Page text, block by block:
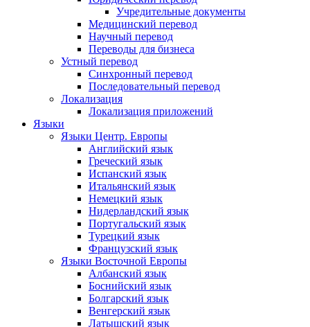
Учредительные документы
Медицинский перевод
Научный перевод
Переводы для бизнеса
Устный перевод
Синхронный перевод
Последовательный перевод
Локализация
Локализация приложений
Языки
Языки Центр. Европы
Английский язык
Греческий язык
Испанский язык
Итальянский язык
Немецкий язык
Нидерландский язык
Португальский язык
Турецкий язык
Французский язык
Языки Восточной Европы
Албанский язык
Боснийский язык
Болгарский язык
Венгерский язык
Латышский язык